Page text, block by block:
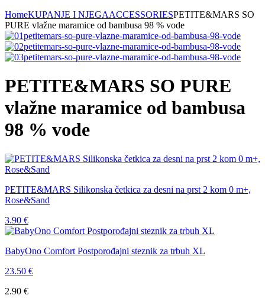
HomeKUPANJE I NJEGAACCESSORIESPETITE&MARS SO
PURE vlažne maramice od bambusa 98 % vode
PETITE&MARS SO PURE
vlažne maramice od bambusa
98 % vode
PETITE&MARS Silikonska četkica za desni na prst 2 kom 0 m+,
Rose&Sand
3.90 €
BabyOno Comfort Postporođajni steznik za trbuh XL
23.50 €
2.90 €